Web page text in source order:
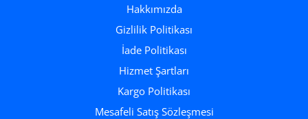
Hakkımızda
Gizlilik Politikası
İade Politikası
Hizmet Şartları
Kargo Politikası
Mesafeli Satış Sözleşmesi